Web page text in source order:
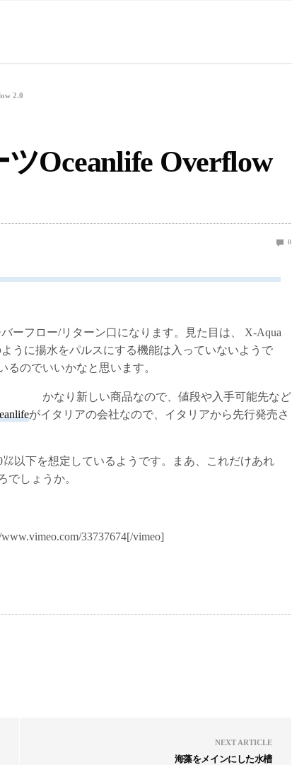
2.0
Oceanlife Overflow
0
ーフロー/リターン口になります。見た目は、 X-Aqua
うに揚水をパルスにする機能は入っていないようで
のでいいかなと思います。
かなり新しい商品なので、値段や入手可能先など
がイタリアの会社なので、イタリアから先行発売さ
以下を想定しているようです。まあ、これだけあれ
でしょうか。
33737674[/vimeo]
NEXT ARTICLE
海藻をメインにした水槽